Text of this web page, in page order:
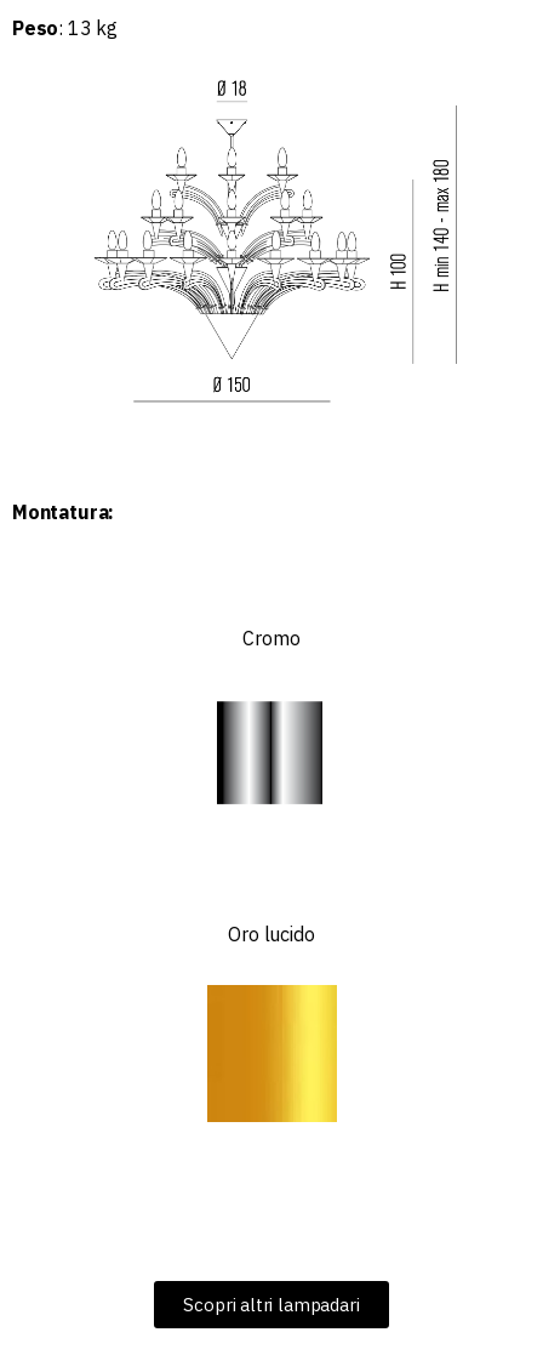
Peso: 13 kg
Montatura:
Cromo
Oro lucido
Scopri altri lampadari